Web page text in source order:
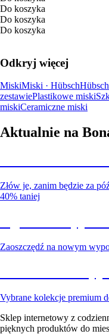
Do koszyka
Do koszyka
Do koszyka
Odkryj więcej
MiskiMiski · HübschHübsch
zestawiePlastikowe miski
miskiCeramiczne miski
Aktualnie na
Złów je, zanim będzie za
40% taniej
Zaoszczędź na nowym
Vybrane kolekcje premium
Sklep internetowy z
pięknych produktów do